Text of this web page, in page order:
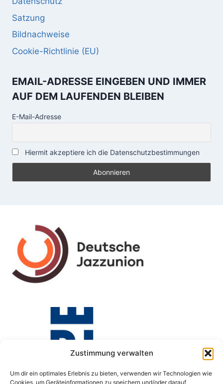
Zustimmung verwalten
Um dir ein optimales Erlebnis zu bieten, verwenden wir Technologien wie
Cookies, um Geräteinformationen zu speichern und/oder darauf
Satzung
Bildnachweise
Cookie-Richtlinie (EU)
EMAIL-ADRESSE EINGEBEN UND IMMER
AUF DEM LAUFENDEN BLEIBEN
E-Mail-Adresse
Hiermit akzeptiere ich die Datenschutzbestimmungen